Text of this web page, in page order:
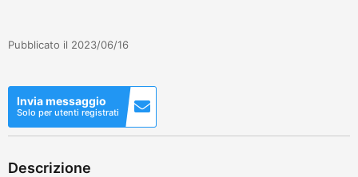
Pubblicato il 2023/06/16
Invia messaggio
Solo per utenti registrati
Descrizione